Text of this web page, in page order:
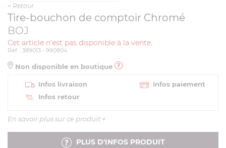
< Retour
Tire-bouchon de comptoir Chromé
BOJ
Cet article n'est pas disponible à la vente.
Réf. : 389013 - 990804
Non disponible en boutique
Infos livraison
Infos paiement
Infos retour
En savoir plus sur ce produit +
PLUS D'INFOS PRODUIT